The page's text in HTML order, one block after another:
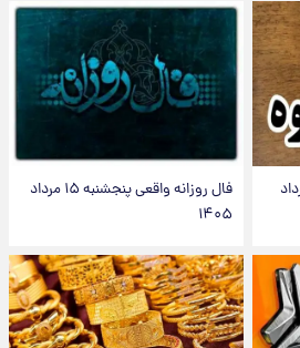
۱۵ مرداد
فال روزانه واقعی پنجشنبه ۱۵ مرداد
۱۴۰۵